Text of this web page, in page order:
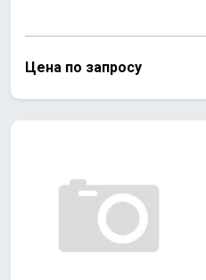
Цена по запросу